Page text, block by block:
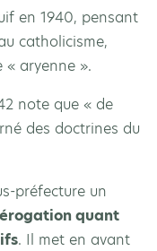
en 1940, pensant
catholicisme,
« aryenne ».
note que « de
des doctrines du
préfecture un
quant
. Il met en avant